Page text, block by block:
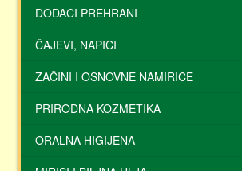
DODACI PREHRANI
ČAJEVI, NAPICI
ZAČINI I OSNOVNE NAMIRICE
PRIRODNA KOZMETIKA
ORALNA HIGIJENA